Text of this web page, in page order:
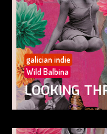
galician indie
Wild Balbina
LOOKING